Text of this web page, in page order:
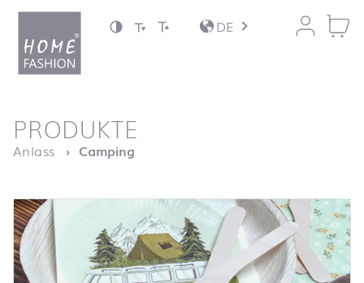
Zum Inhalt springen
DE
Startseite
PRODUKTE
Anlass Camping